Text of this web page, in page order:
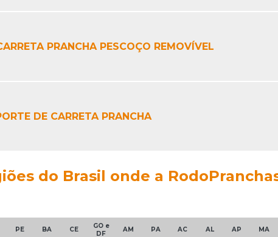
PRANCHA PESCOÇO REMOVÍVEL
DE CARRETA PRANCHA
do Brasil onde a
PE BA CE
GO e
DF
AM PA AC AL AP MA